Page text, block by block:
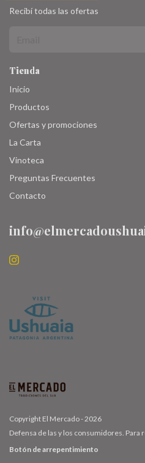
Recibí todas las ofertas
Tienda
Inicio
Productos
Ofertas y promociones
La Carta
Vinoteca
Preguntas Frecuentes
Contacto
Copyright El Mercado - 2026
Defensa de las y los consumidores. Para
Botón de arrepentimiento